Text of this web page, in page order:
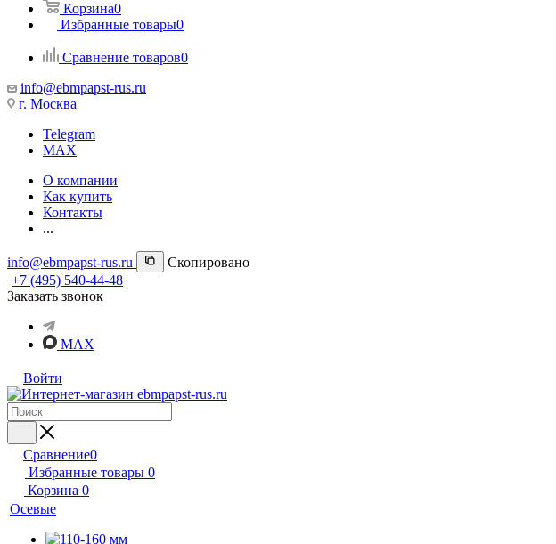
Корзина0
Избранные товары0
Сравнение товаров0
info@ebmpapst-rus.ru
г. Москва
Telegram
MAX
О компании
Как купить
Контакты
...
info@ebmpapst-rus.ru
Скопировано
+7 (495) 540-44-48
Заказать звонок
MAX
Войти
Сравнение0
Избранные товары 0
Корзина 0
Осевые